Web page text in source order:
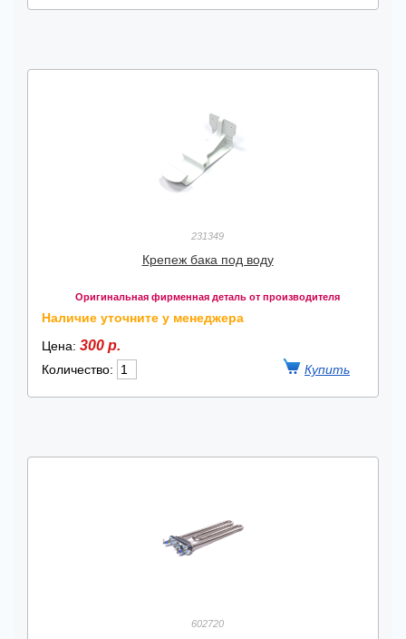
231349
Крепеж бака под воду
Оригинальная фирменная деталь от производителя
Наличие уточните у менеджера
Цена: 300 р.
Количество:
602720